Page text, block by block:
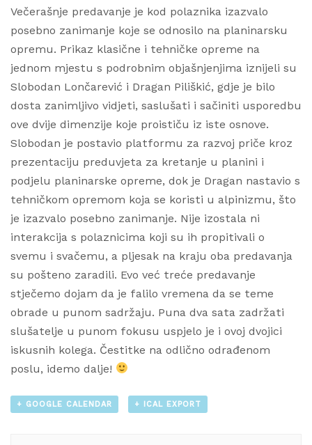
Večerašnje predavanje je kod polaznika izazvalo
posebno zanimanje koje se odnosilo na planinarsku
opremu. Prikaz klasične i tehničke opreme na
jednom mjestu s podrobnim objašnjenjima iznijeli su
Slobodan Lončarević i Dragan Piliškić, gdje je bilo
dosta zanimljivo vidjeti, saslušati i sačiniti usporedbu
ove dvije dimenzije koje proističu iz iste osnove.
Slobodan je postavio platformu za razvoj priče kroz
prezentaciju preduvjeta za kretanje u planini i
podjelu planinarske opreme, dok je Dragan nastavio s
tehničkom opremom koja se koristi u alpinizmu, što
je izazvalo posebno zanimanje. Nije izostala ni
interakcija s polaznicima koji su ih propitivali o
svemu i svačemu, a pljesak na kraju oba predavanja
su pošteno zaradili. Evo već treće predavanje
stječemo dojam da je falilo vremena da se teme
obrade u punom sadržaju. Puna dva sata zadržati
slušatelje u punom fokusu uspjelo je i ovoj dvojici
iskusnih kolega. Čestitke na odlično odrađenom
poslu, idemo dalje!
+ GOOGLE CALENDAR + ICAL EXPORT